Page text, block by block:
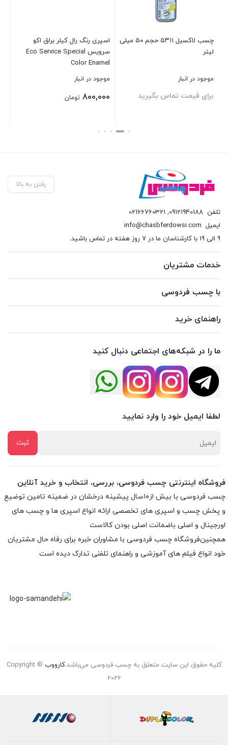
چسب لاکسیل ۵۳۱۱ حجم ۵۰ میلی
لیتر
موجود در انبار
برای قیمت تماس بگیرید
اسپری رنگ رال کیلر براق اکو
سرویس Eco Service Special
Color Enamel
موجود در انبار
800,000 تومان
بستن
رفتن به بالا
تلفن 09121940188
,
02166760321
ایمیل info@chasbferdowsi.com
9 الی 19 با کارشناسان ما در 7 روز هفته در تماس باشید.
خدمات مشتریان
با چسب فردوسی
راهنمای خرید
ما را در شبکه‌های اجتماعی دنبال کنید
لطفا ایمیل خود را وارد نمایید
فروشگاه اینترنتی چسب فردوسی، بررسی، انتخاب و خرید آنلاین
چسب فردوسی با بیش از۱۰سال پیشینه درخشان در ضمینه تامین توضیع
و پخش چسب و اسپری های تخصصی ارائه انواع اسپری ها و چسب های
اورجینال و اصلی باضمانت اصلی بودن کالاست
همچنین‌فروشگاه چسب فردوسی با مشاوران خبره برای رفاه حال مشتریان
خود انواع فیلم های آموزشی و راهنمای تلفنی تدارک دیده است
کلیه حقوق این سایت متعلق به چسب فردوسی می‌باشد.کارووب Copyright ©
2026